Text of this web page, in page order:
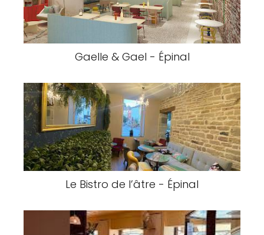
Gaelle & Gael - Épinal
Le Bistro de l’âtre - Épinal